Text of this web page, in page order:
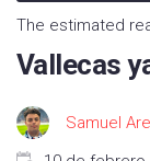
The estimated
Vallecas
Samuel